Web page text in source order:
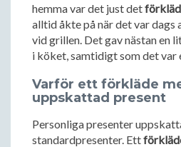
hemma var det just det
alltid åkte på när det var dags
vid grillen. Det gav nästan en
i köket, samtidigt som det var
Varför ett förkläde
uppskattad present
Personliga presenter
standardpresenter. Ett